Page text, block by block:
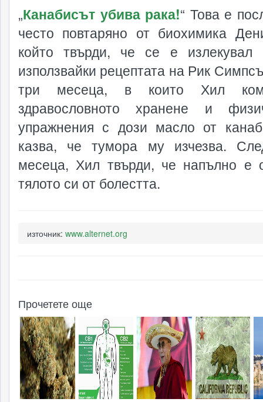
„Канабисът убива рака!“ Това е
често повтаряно от биохимика
който твърди, че се е излекувал
използвайки рецептата на Рик
три месеца, в които Хил
здравословното хранене и
упражнения с дози масло от
казва, че тумора му изчезва.
месеца, Хил твърди, че напълно е
тялото си от болестта.
източник: www.alternet.org
Прочетете още